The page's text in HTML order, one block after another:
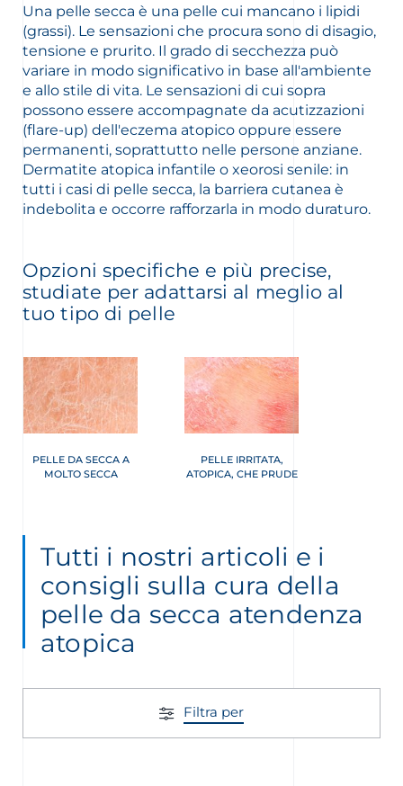
Una pelle secca è una pelle cui mancano i lipidi
(grassi). Le sensazioni che procura sono di disagio,
tensione e prurito. Il grado di secchezza può
variare in modo significativo in base all'ambiente
e allo stile di vita. Le sensazioni di cui sopra
possono essere accompagnate da acutizzazioni
(flare-up) dell'eczema atopico oppure essere
permanenti, soprattutto nelle persone anziane.
Dermatite atopica infantile o xeorosi senile: in
tutti i casi di pelle secca, la barriera cutanea è
indebolita e occorre rafforzarla in modo duraturo.
Opzioni specifiche e più precise,
studiate per adattarsi al meglio al
tuo tipo di pelle
PELLE DA SECCA A
MOLTO SECCA
PELLE IRRITATA,
ATOPICA, CHE PRUDE
Tutti i nostri articoli e i
consigli sulla cura della
pelle da secca atendenza
atopica
Filtra per